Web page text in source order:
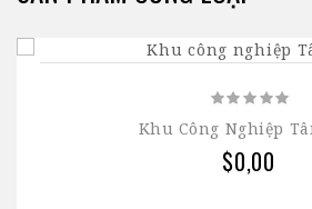
Khu Công Nghiệp
$0,00